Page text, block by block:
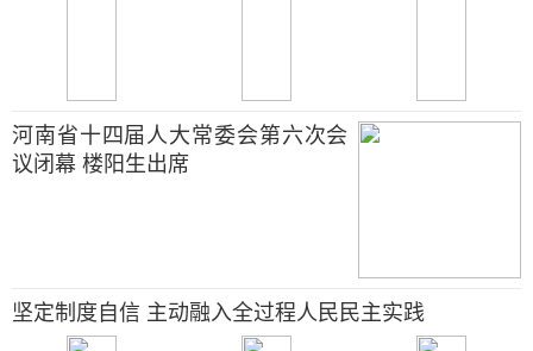
河南省十四届人大常委会第六次会
议闭幕 楼阳生出席
坚定制度自信 主动融入全过程人民民主实践